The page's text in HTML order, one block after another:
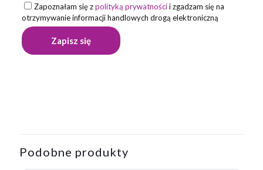
Zapoznałam się zpolityką prywatnościi zgadzam się na
otrzymywanie informacji handlowych drogą elektroniczną
Podobne produkty